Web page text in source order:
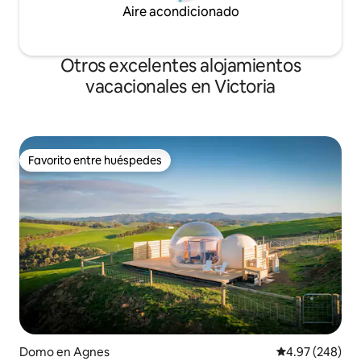
Aire acondicionado
Otros excelentes alojamientos
vacacionales en Victoria
Favorito entre huéspedes
Favorito entre huéspedes
Domo en Agnes Calificación
4.97 (248)